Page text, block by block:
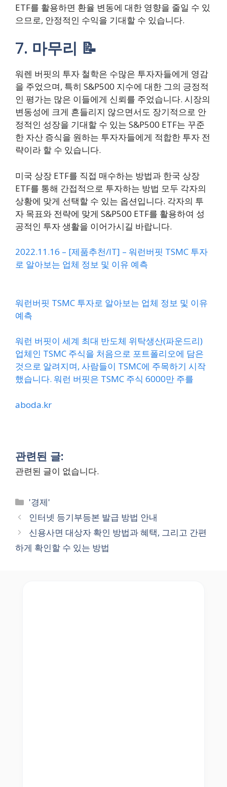
ETF를 활용하면 환율 변동에 대한 영향을 줄일 수 있
으므로, 안정적인 수익을 기대할 수 있습니다.
7. 마무리 📝
워렌 버핏의 투자 철학은 수많은 투자자들에게 영감
을 주었으며, 특히 S&P500 지수에 대한 그의 긍정적
인 평가는 많은 이들에게 신뢰를 주었습니다. 시장의
변동성에 크게 흔들리지 않으면서도 장기적으로 안
정적인 성장을 기대할 수 있는 S&P500 ETF는 꾸준
한 자산 증식을 원하는 투자자들에게 적합한 투자 전
략이라 할 수 있습니다.
미국 상장 ETF를 직접 매수하는 방법과 한국 상장
ETF를 통해 간접적으로 투자하는 방법 모두 각자의
상황에 맞게 선택할 수 있는 옵션입니다. 각자의 투
자 목표와 전략에 맞게 S&P500 ETF를 활용하여 성
공적인 투자 생활을 이어가시길 바랍니다.
2022.11.16 – [제품추천/IT] – 워런버핏 TSMC 투자
로 알아보는 업체 정보 및 이유 예측
워런버핏 TSMC 투자로 알아보는 업체 정보 및 이유
예측
워런 버핏이 세계 최대 반도체 위탁생산(파운드리)
업체인 TSMC 주식을 처음으로 포트폴리오에 담은
것으로 알려지며, 사람들이 TSMC에 주목하기 시작
했습니다. 워런 버핏은 TSMC 주식 6000만 주를
aboda.kr
관련된 글:
관련된 글이 없습니다.
Categories
'경제'
인터넷 등기부등본 발급 방법 안내
신용사면 대상자 확인 방법과 혜택, 그리고 간편
하게 확인할 수 있는 방법